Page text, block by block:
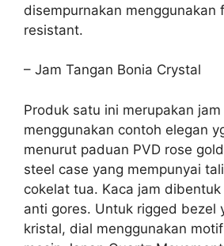
disempurnakan menggunakan
resistant.
– Jam Tangan Bonia Crystal
Produk satu ini merupakan jam
menggunakan contoh elegan
menurut paduan PVD rose
steel case yang mempunyai
cokelat tua. Kaca jam
anti gores. Untuk rigged bezel
kristal, dial menggunakan